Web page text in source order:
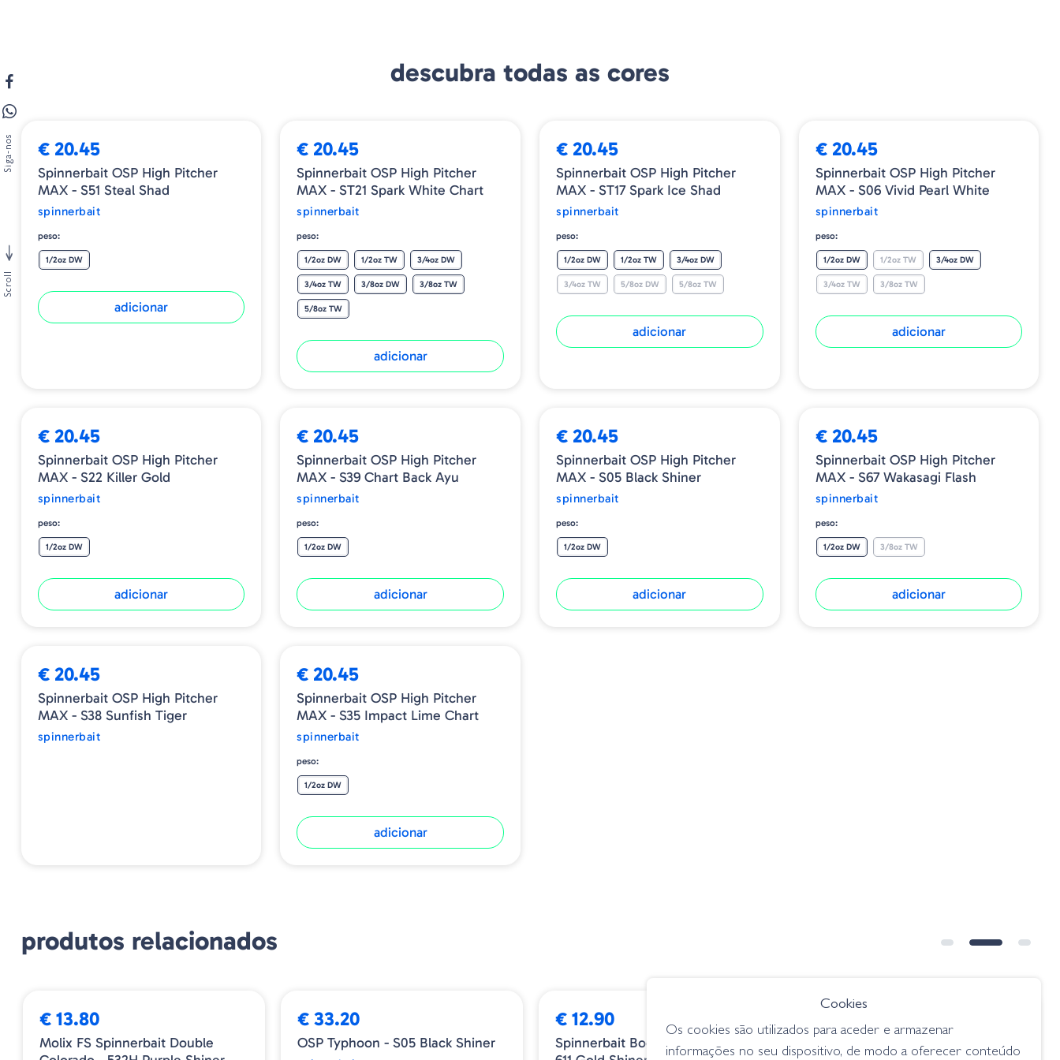
descubra todas as cores
€ 20.45
Spinnerbait OSP High Pitcher
MAX - S51 Steal Shad
spinnerbait
peso:
1/2oz DW
adicionar
€ 20.45
Spinnerbait OSP High Pitcher
MAX - ST21 Spark White Chart
spinnerbait
peso:
1/2oz DW 1/2oz TW 3/4oz DW
3/4oz TW 3/8oz DW 3/8oz TW
5/8oz TW
adicionar
€ 20.45
Spinnerbait OSP High Pitcher
MAX - ST17 Spark Ice Shad
spinnerbait
peso:
1/2oz DW 1/2oz TW 3/4oz DW
3/4oz TW 5/8oz DW 5/8oz TW
adicionar
€ 20.45
Spinnerbait OSP High Pitcher
MAX - S06 Vivid Pearl White
spinnerbait
peso:
1/2oz DW 1/2oz TW 3/4oz DW
3/4oz TW 3/8oz TW
adicionar
€ 20.45
Spinnerbait OSP High Pitcher
MAX - S22 Killer Gold
spinnerbait
peso:
1/2oz DW
adicionar
€ 20.45
Spinnerbait OSP High Pitcher
MAX - S39 Chart Back Ayu
spinnerbait
peso:
1/2oz DW
adicionar
€ 20.45
Spinnerbait OSP High Pitcher
MAX - S05 Black Shiner
spinnerbait
peso:
1/2oz DW
adicionar
€ 20.45
Spinnerbait OSP High Pitcher
MAX - S67 Wakasagi Flash
spinnerbait
peso:
1/2oz DW 3/8oz TW
adicionar
€ 20.45
Spinnerbait OSP High Pitcher
MAX - S38 Sunfish Tiger
spinnerbait
€ 20.45
Spinnerbait OSP High Pitcher
MAX - S35 Impact Lime Chart
spinnerbait
peso:
1/2oz DW
adicionar
produtos relacionados
€ 13.80
Molix FS Spinnerbait Double
€ 33.20
OSP Typhoon - S05 Black Shiner
€ 12.90
Spinnerbait Booyah Mini Shad -
€ 13.80
Molix Spinnerbait FS DW - 23
Siga-nos
Scroll
Cookies
Os cookies são utilizados para aceder e armazenar
informações no seu dispositivo, de modo a oferecer conteúdo